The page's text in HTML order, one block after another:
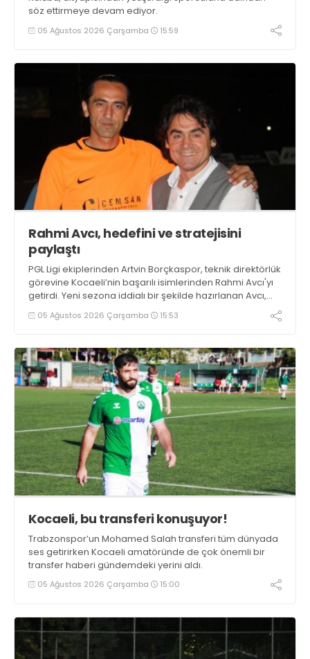
söz ettirmeye devam ediyor.
05 Ağustos 2026 Çarşamba 15:59
Rahmi Avcı, hedefini ve stratejisini
paylaştı
PGL Ligi ekiplerinden Artvin Borçkaspor, teknik direktörlük
görevine Kocaeli’nin başarılı isimlerinden Rahmi Avcı'yı
getirdi. Yeni sezona iddialı bir şekilde hazırlanan Avcı,
duygularını aktardı.
05 Ağustos 2026 Çarşamba 15:53
Kocaeli, bu transferi konuşuyor!
Trabzonspor’un Mohamed Salah transferi tüm dünyada
ses getirirken Kocaeli amatöründe de çok önemli bir
transfer haberi gündemdeki yerini aldı.
05 Ağustos 2026 Çarşamba 15:00